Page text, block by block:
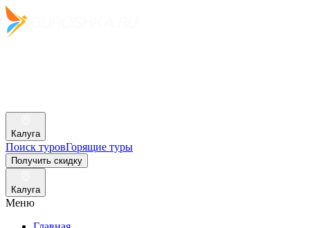
Калуга
Поиск туровГорящие туры
Получить скидку
Калуга
Меню